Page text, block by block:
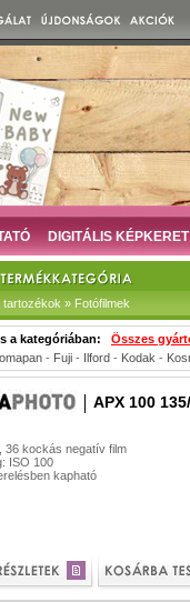
DIGITÁLIS KÉPKERET
» Fotófilmek
a kategóriában: Összes
- Fuji - Ilford - Kodak -
APX 100
36 kockás negatív film
ISO 100
kapható